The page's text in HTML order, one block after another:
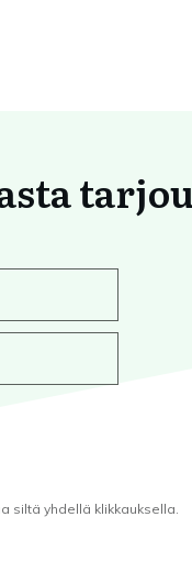
siltä yhdellä klikkauksella.